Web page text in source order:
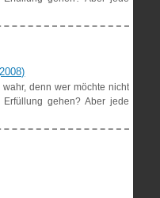
denn wer möchte nicht
gehen? Aber jede